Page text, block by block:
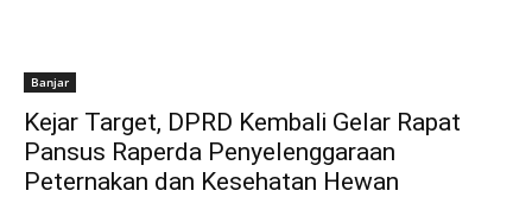
Banjar
Kejar Target, DPRD Kembali Gelar Rapat
Pansus Raperda Penyelenggaraan
Peternakan dan Kesehatan Hewan